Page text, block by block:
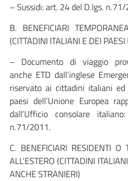
– Sussidi: art. 24 del D.lgs.
B. BENEFICIARI
(CITTADINI ITALIANI E DEI PAESI
– Documento di viaggio
anche ETD dall’inglese
riservato ai cittadini italiani
paesi dell’Unione Europea
dall’Ufficio consolare
n.71/2011.
C. BENEFICIARI RESIDENTI O
ALL’ESTERO (CITTADINI
ANCHE STRANIERI)